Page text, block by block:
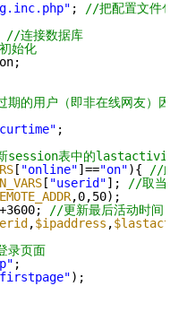
;
//把配置文件包
//连接数据库
始化
的用户（即非在线网友）因为
;
session表中的lastactivity时
[ "online"]=="on"){
//此
[ "userid"];
//取当前
,0,50);
//更新最后活动时间，
,$ipaddress ,
录页面
;
);